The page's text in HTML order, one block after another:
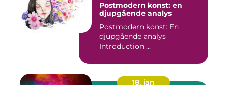
Postmodern konst: en
djupgående analys
Postmodern konst: En
djupgående analys
Introduction ...
18. jan